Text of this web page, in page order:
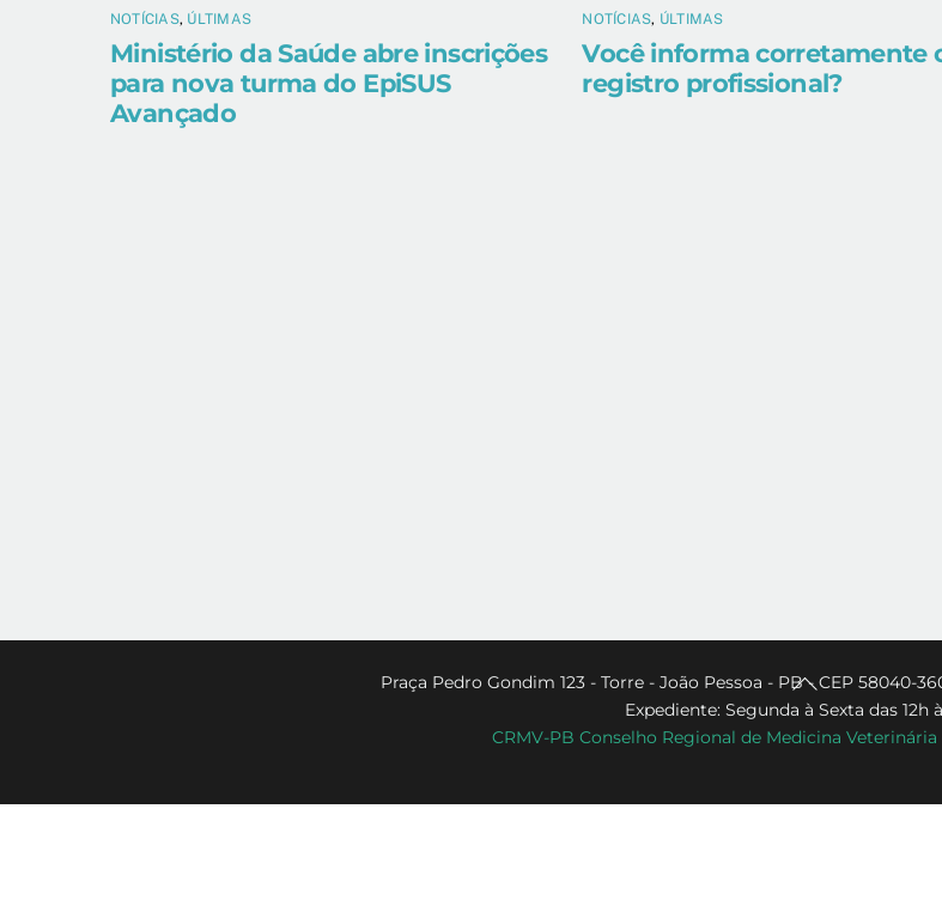
NOTÍCIAS, ÚLTIMAS
Ministério da Saúde abre inscrições
para nova turma do EpiSUS
Avançado
NOTÍCIAS, ÚLTIMAS
Você informa corretamente
registro profissional?
Back
To
Top
Praça Pedro Gondim 123 - Torre - João Pessoa - PB - CEP 58040-
Expediente: Segunda à Sexta das 12h
CRMV-PB Conselho Regional de Medicina